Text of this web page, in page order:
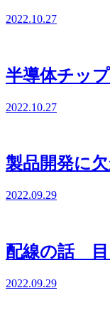
2022.10.27
半導体チッ
2022.10.27
製品開発に
2022.09.29
配線の話 目
2022.09.29